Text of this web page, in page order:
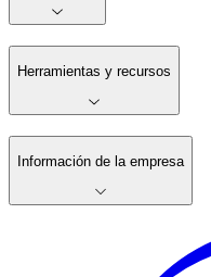
Herramientas y recursos
Información de la empresa